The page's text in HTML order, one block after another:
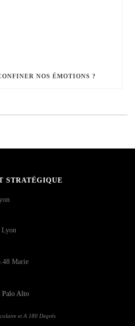
NOS ÉMOTIONS ?
STRATÉGIQUE
Lyon
Marie
Alto
et A 180 Degrés